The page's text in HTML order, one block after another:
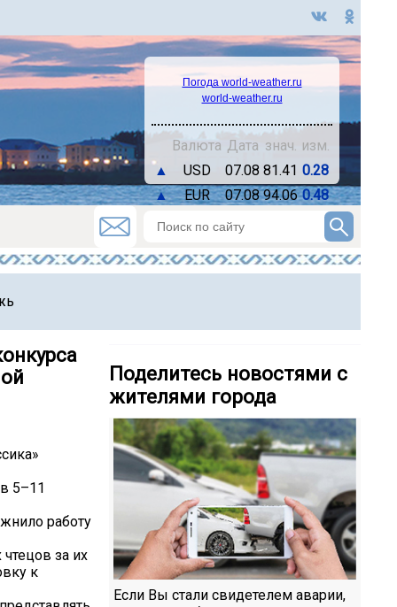
Погода world-weather.ru
world-weather.ru
Валюта Дата знач. изм.
▲
USD 07.08 81.41 0.28
▲
EUR 07.08 94.06 0.48
5–11
работу
за их
к
Поделитесь новостями с
жителями города
Если Вы стали свидетелем аварии,